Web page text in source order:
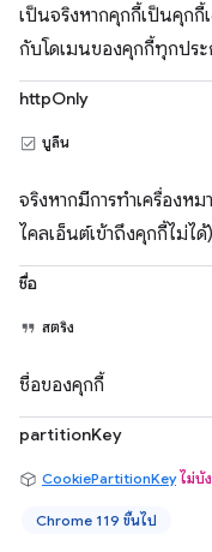
เป็นจริงหากคุกกี้เป็นคุกกี้
กับโดเมนของคุกกี้ทุกประ
httpOnly
บูลีน
จริงหากมีการทำเครื่องห
ไคลเอ็นต์เข้าถึงคุกกี้ไม่ได้)
ชื่อ
สตริง
ชื่อของคุกกี้
partitionKey
CookiePartitionKey ไม่บั
Chrome 119 ขึ้นไป